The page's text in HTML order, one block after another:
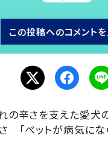
この投稿へのコメント
の辛さを支えた愛犬
「ペットが病気にな